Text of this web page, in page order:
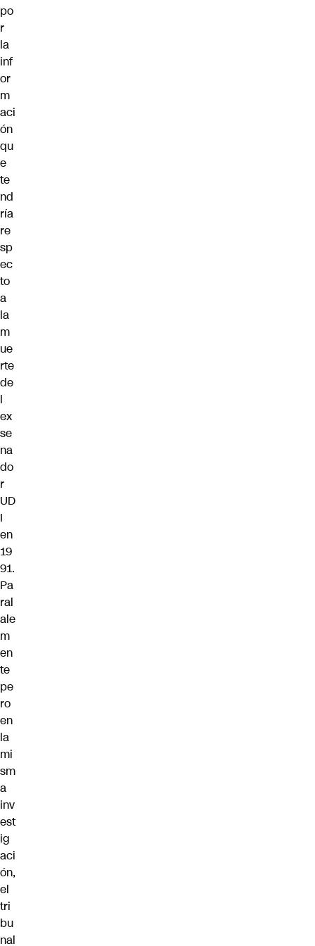
po
r
la
inf
or
m
aci
ón
qu
e
te
nd
ría
re
sp
ec
to
a
la
m
ue
rte
de
l
ex
se
na
do
r
UD
I
en
19
91.
Pa
ral
ale
m
en
te
pe
ro
en
la
mi
sm
a
inv
est
ig
aci
ón,
el
tri
bu
nal